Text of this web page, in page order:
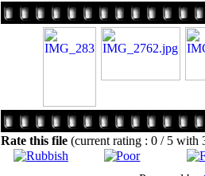
Rate this file (current rating : 0 / 5 with